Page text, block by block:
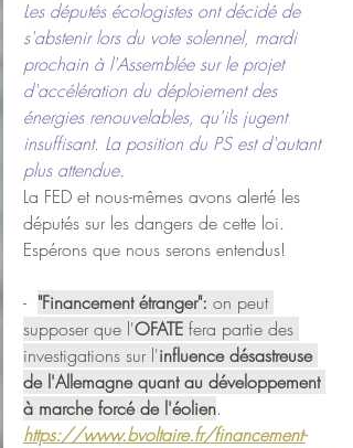
Les députés écologistes ont décidé de
s'abstenir lors du vote solennel, mardi
prochain à l'Assemblée sur le projet
d'accélération du déploiement des
énergies renouvelables, qu'ils jugent
insuffisant. La position du PS est d'autant
plus attendue.
La FED et nous-mêmes avons alerté les
députés sur les dangers de cette loi.
Espérons que nous serons entendus!
- "Financement étranger": on peut
supposer que l'OFATE fera partie des
investigations sur l'influence désastreuse
de l'Allemagne quant au développement
à marche forcé de l'éolien.
https://www.bvoltaire.fr/financement-